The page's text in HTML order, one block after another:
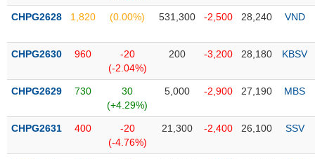
CHPG2628 1,820 (0.00%) 531,300 -2,500 28,240 VND
CHPG2630 960
-20
(-2.04%)
200 -3,200 28,180 KBSV
CHPG2629 730
30
(+4.29%)
5,000 -2,900 27,190 MBS
CHPG2631 400
-20
(-4.76%)
21,300 -2,400 26,100 SSV
CHĂM
SỨC